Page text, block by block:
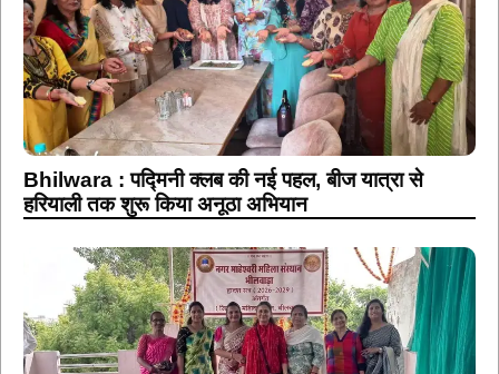
Bhilwara : पद्मिनी क्लब की नई पहल, बीज यात्रा से
हरियाली तक शुरू किया अनूठा अभियान